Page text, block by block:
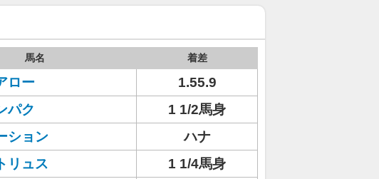
馬名 着差
ロー
1.55.9
パク
1 1/2馬身
ション
ハナ
リュス
1 1/4馬身